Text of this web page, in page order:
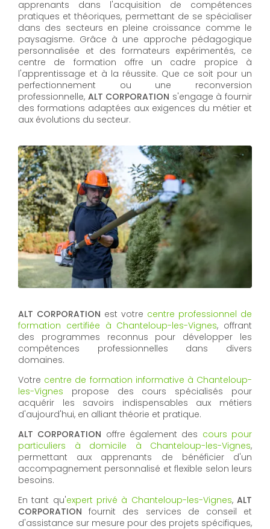
apprenants dans l'acquisition de compétences
pratiques et théoriques, permettant de se spécialiser
dans des secteurs en pleine croissance comme le
paysagisme. Grâce à une approche pédagogique
personnalisée et des formateurs expérimentés, ce
centre de formation offre un cadre propice à
l'apprentissage et à la réussite. Que ce soit pour un
perfectionnement ou une reconversion
professionnelle, ALT CORPORATION​​​​​​​ s'engage à fournir
des formations adaptées aux exigences du métier et
aux évolutions du secteur.
ALT CORPORATION est votre centre professionnel de
formation certifiée à Chanteloup-les-Vignes, offrant
des programmes reconnus pour développer les
compétences professionnelles dans divers
domaines.
Votre centre de formation informative à Chanteloup-
les-Vignes propose des cours spécialisés pour
acquérir les savoirs indispensables aux métiers
d'aujourd'hui, en alliant théorie et pratique.
ALT CORPORATION offre également des cours pour
particuliers à domicile à Chanteloup-les-Vignes,
permettant aux apprenants de bénéficier d'un
accompagnement personnalisé et flexible selon leurs
besoins.
En tant qu'expert privé à Chanteloup-les-Vignes,ALT
CORPORATION fournit des services de conseil et
d'assistance sur mesure pour des projets spécifiques,